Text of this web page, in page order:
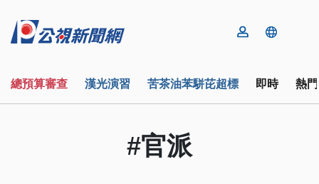
總預算審查 漢光演習 苦茶油苯駢芘超標 即時 熱
#官派